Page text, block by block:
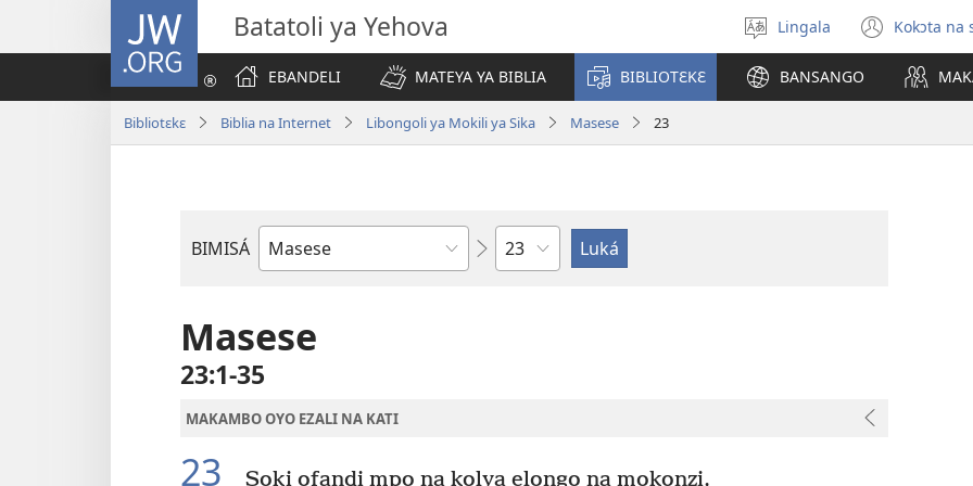
JW.ORG Batatoli ya Yehova
Poná
monɔkɔ
Lingala Kokɔta na
EBANDELI
MATEYA YA BIBLIA BIBLIOTƐKƐ BANSANGO
Bibliotɛkɛ Biblia na Internet Libongoli ya Mokili ya Sika Masese 23
BIMISÁ
Mokanda
Mokapo
Masese
23:1-35
MAKAMBO OYO EZALI NA KATI
23
Soki ofandi mpo na kolya elongo na mokonzi,